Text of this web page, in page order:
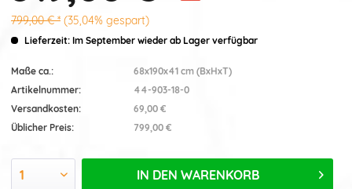
799,00 € * (35,04% gespart)
Lieferzeit: Im September wieder ab Lager verfügbar
Maße ca.:
68x190x41 cm (BxHxT)
Artikelnummer:
44-903-18-0
Versandkosten:
69,00 €
Üblicher Preis:
799,00 €
IN DEN WARENKORB